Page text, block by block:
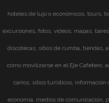
hoteles de lujo o económicos, tours,
excursiones, fotos, videos, mapas,
discotecas, sitios de rumba, tiendas,
cómo movilizarse en el Eje Cafetero,
carros, sitios turísticos, información
economía, medios de comunicación,